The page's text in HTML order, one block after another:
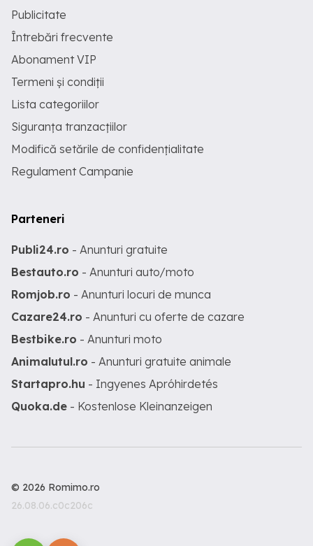
Publicitate
Întrebări frecvente
Abonament VIP
Termeni și condiții
Lista categoriilor
Siguranța tranzacțiilor
Modifică setările de confidențialitate
Regulament Campanie
Parteneri
Publi24.ro - Anunturi gratuite
Bestauto.ro - Anunturi auto/moto
Romjob.ro - Anunturi locuri de munca
Cazare24.ro - Anunturi cu oferte de cazare
Bestbike.ro - Anunturi moto
Animalutul.ro - Anunturi gratuite animale
Startapro.hu - Ingyenes Apróhirdetés
Quoka.de - Kostenlose Kleinanzeigen
© 2026 Romimo.ro
26.08.06.c0c206c